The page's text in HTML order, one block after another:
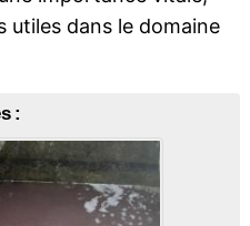
utiles dans le domaine
: